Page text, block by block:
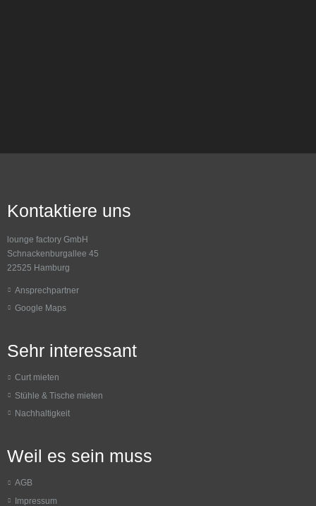
Kontaktiere uns
lounge factory GmbH
Schnackenburgallee 45
22525 Hamburg
Ansprechpartner
Google Maps
Sehr interessant
Curt mieten
Stühle & Tische mieten
Nachhaltigkeit
Weil es sein muss
AGB
Impressum